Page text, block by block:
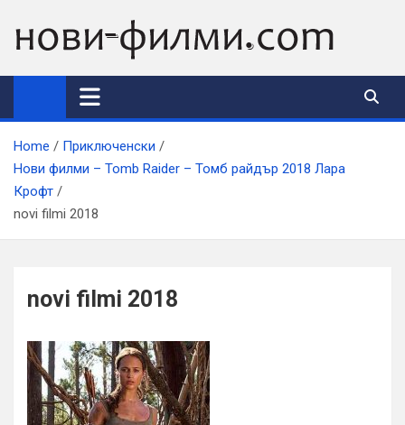
content
Home
Приключенски
Нови филми – Tomb Raider – Томб райдър 2018 Лара
Крофт
novi filmi 2018
novi filmi 2018